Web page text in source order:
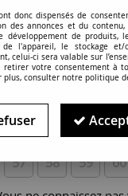
saphirs
CV46-8015127
VENDU
plus
OFFERT :
57 58 59 60
donc dispensés de
des annonces et du contenu,
de produits,
l'appareil, le stockage et/
celui-ci sera valable sur
retirer votre consentement à
consulter notre politique